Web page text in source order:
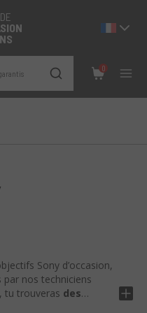
0
Sony d’occasion,
nos techniciens
tu trouveras des